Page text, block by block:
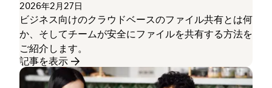
2026年2月27日
ビジネス向けのクラウドベースのファイル共有とは何
か、そしてチームが安全にファイルを共有する方法を
ご紹介します。
記事を表示